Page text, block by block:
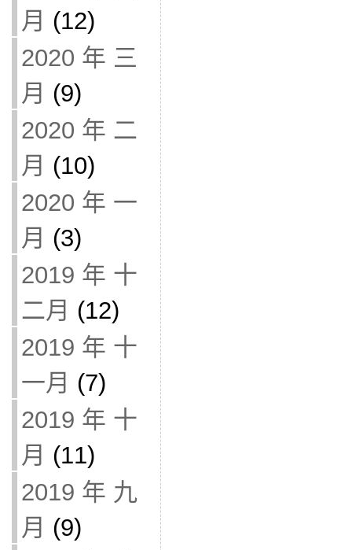
月 (12)
2020 年 三
月 (9)
2020 年 二
月 (10)
2020 年 一
月 (3)
2019 年 十
二月 (12)
2019 年 十
一月 (7)
2019 年 十
月 (11)
2019 年 九
月 (9)